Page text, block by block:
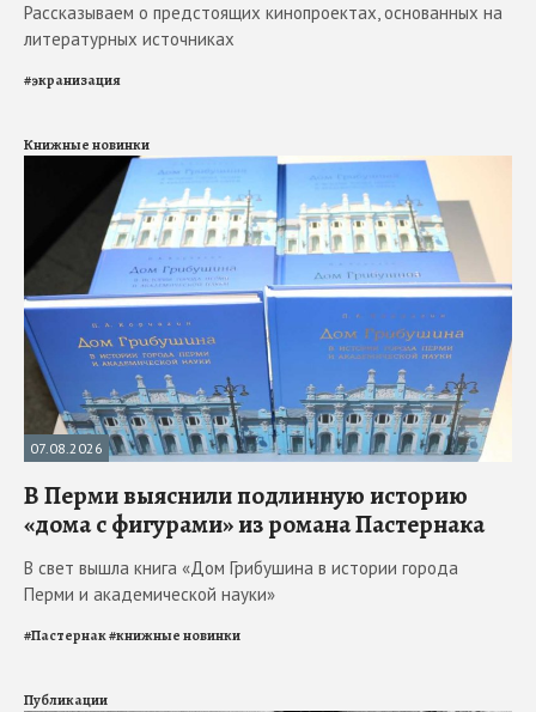
Рассказываем о предстоящих кинопроектах, основанных на
литературных источниках
#экранизация
Книжные новинки
07.08.2026
В Перми выяснили подлинную историю
«дома с фигурами» из романа Пастернака
В свет вышла книга «Дом Грибушина в истории города
Перми и академической науки»
#Пастернак#книжные новинки
Публикации